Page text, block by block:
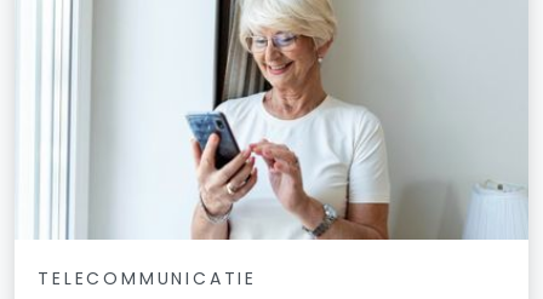
TELECOMMUNICATIE